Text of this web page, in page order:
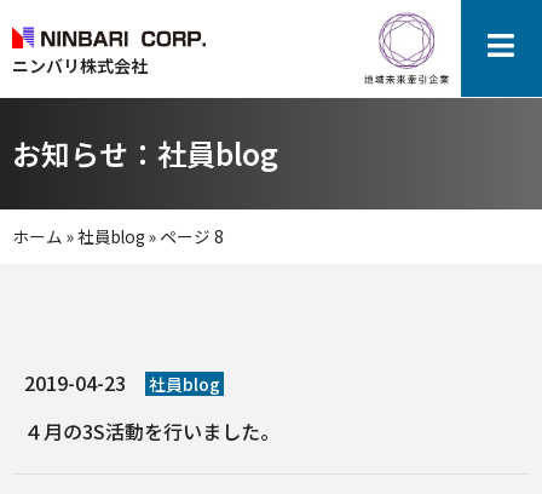
ニンバリ株式会社
お知らせ：社員blog
ホーム »社員blog » ページ 8
2019-04-23 社員blog
４月の3S活動を行いました。